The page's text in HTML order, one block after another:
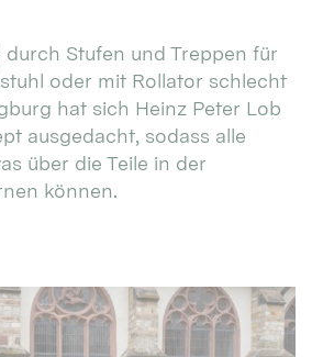
Stufen und Treppen für
oder mit Rollator schlecht
hat sich Heinz Peter Lob
ausgedacht, sodass alle
über die Teile in der
können.